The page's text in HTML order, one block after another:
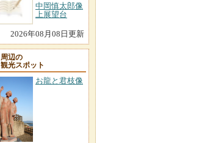
中岡慎太郎像
上展望台
2026年08月08日更新
周辺の
観光スポット
お龍と君枝像